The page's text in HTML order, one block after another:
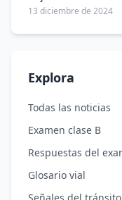
13 diciembre de 2024
Explora
Todas las noticias
Examen clase B
Respuestas del
Glosario vial